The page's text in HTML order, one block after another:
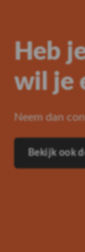
Heb
wil je
Neem dan
Bekijk ook